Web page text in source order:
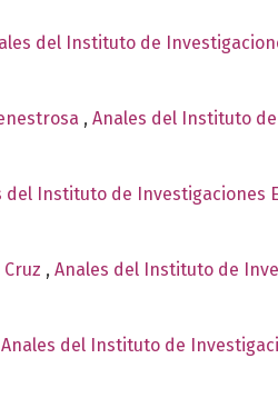
del Instituto de
, Anales del Instituto
del Instituto de Investigaciones
, Anales del Instituto de
Anales del Instituto de